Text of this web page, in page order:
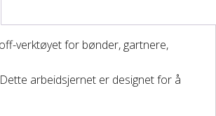
verktøyet for bønder, gartnere,
arbeidsjernet er designet for å